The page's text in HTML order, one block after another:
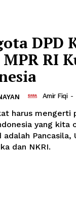
DPD
RI
Amir Fiqi -
harus mengerti
yang kita
adalah Pancasila,
dan NKRI.